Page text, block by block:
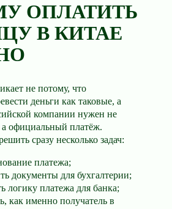
ОПЛАТИТЬ
В КИТАЕ
не потому, что
деньги как таковые, а
компании нужен не
а официальный платёж.
сразу несколько задач:
платежа;
документы для бухгалтерии;
логику платежа для банка;
как именно получатель в